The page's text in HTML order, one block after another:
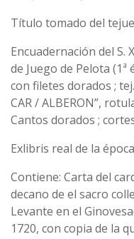
Título tomado del
Encuadernación del S.
de Juego de Pelota (1ª
con filetes dorados ;
CAR / ALBERON”,
Cantos dorados ;
Exlibris real de la
Contiene: Carta del
decano de el sacro
Levante en el
1720, con copia de la